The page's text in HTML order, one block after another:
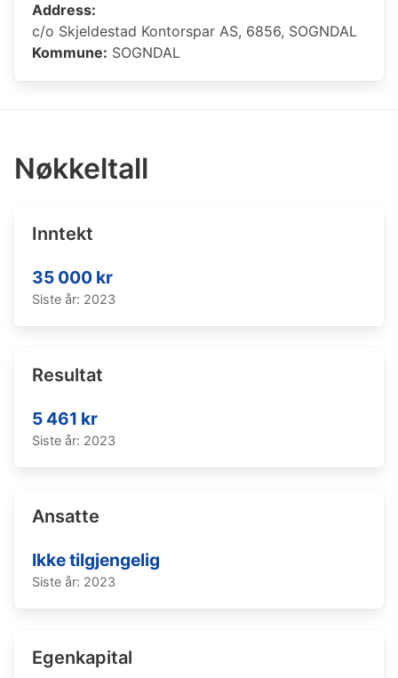
Address:
c/o Skjeldestad Kontorspar AS, 6856, SOGNDAL
Kommune: SOGNDAL
Nøkkeltall
Inntekt
35 000 kr
Siste år: 2023
Resultat
5 461 kr
Siste år: 2023
Ansatte
Ikke tilgjengelig
Siste år: 2023
Egenkapital